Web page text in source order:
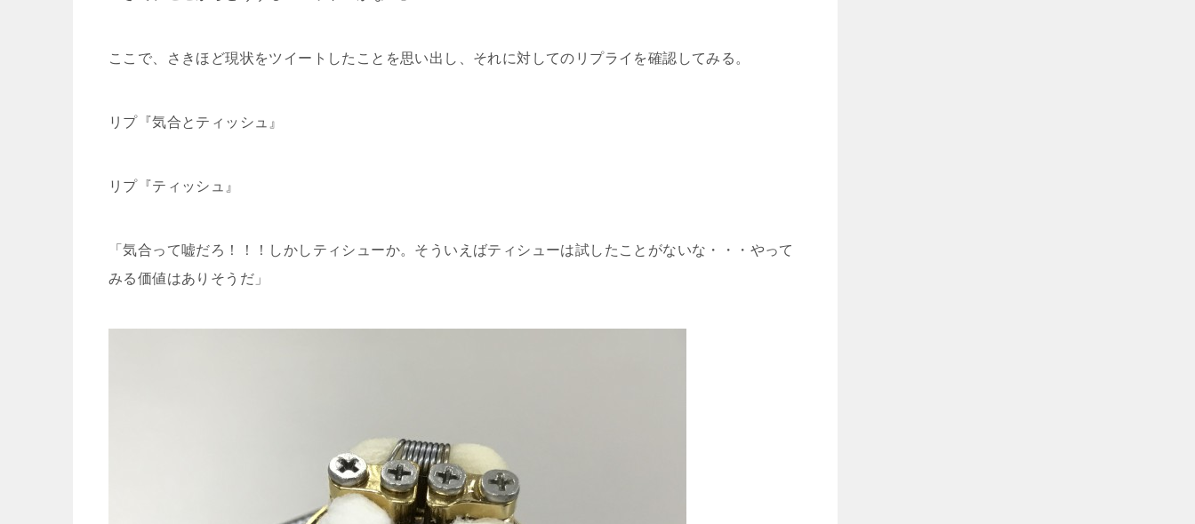
ここで、さきほど現状をツイートしたことを思い出し、それに対してのリプライを確認してみる。
リプ『気合とティッシュ』
リプ『ティッシュ』
「気合って嘘だろ！！！しかしティシューか。そういえばティシューは試したことがないな・・・やって
みる価値はありそうだ」